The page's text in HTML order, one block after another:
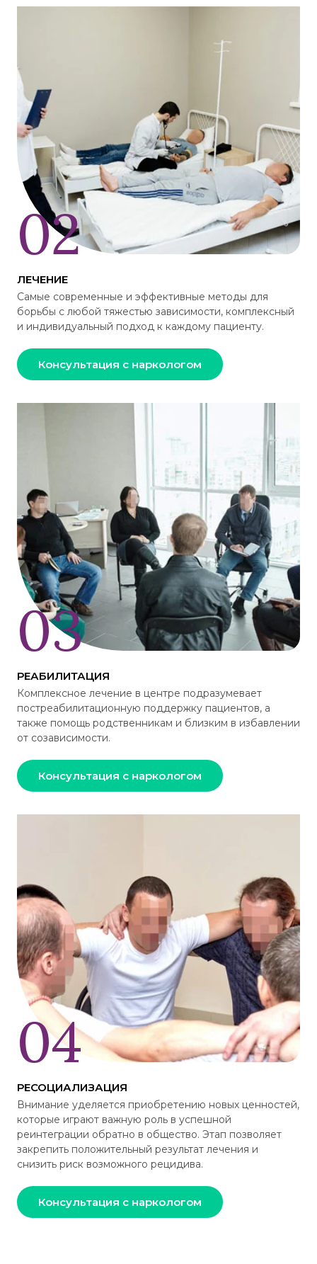
ЛЕЧЕНИЕ
Самые современные и эффективные методы для
борьбы с любой тяжестью зависимости, комплексный
и индивидуальный подход к каждому пациенту.
Консультация с наркологом
РЕАБИЛИТАЦИЯ
Комплексное лечение в центре подразумевает
постреабилитационную поддержку пациентов, а
также помощь родственникам и близким в избавлении
от созависимости.
Консультация с наркологом
РЕСОЦИАЛИЗАЦИЯ
Внимание уделяется приобретению новых ценностей,
которые играют важную роль в успешной
реинтеграции обратно в общество. Этап позволяет
закрепить положительный результат лечения и
снизить риск возможного рецидива.
Консультация с наркологом